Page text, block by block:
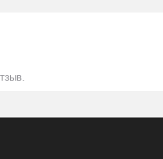
(в помещениях с уже